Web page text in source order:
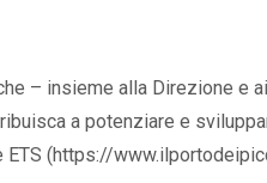
– insieme alla Direzione e
a potenziare e
(https://